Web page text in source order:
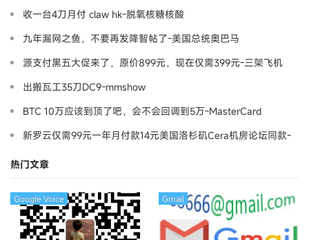
收一台4刀月付 claw hk-脱氧核糖核酸
九年漏网之鱼，不要再发降智帖了-美国总统奥巴马
源支付黑五大促来了，原价899元，现在仅需399元-三架飞机
出搬瓦工35刀DC9-mmshow
BTC 10万应该到顶了吧，会不会回调到5万-MasterCard
新罗云仅需99元一年月付款14元美国洛杉矶Cera机房论坛同款-
热门文章
Google Voice Gmail